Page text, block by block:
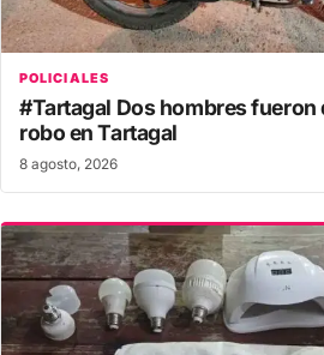
POLICIALES
#Tartagal Dos hombres fueron
robo en Tartagal
8 agosto, 2026